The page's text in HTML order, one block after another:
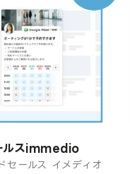
ルスimmedio
セールス イメディオ